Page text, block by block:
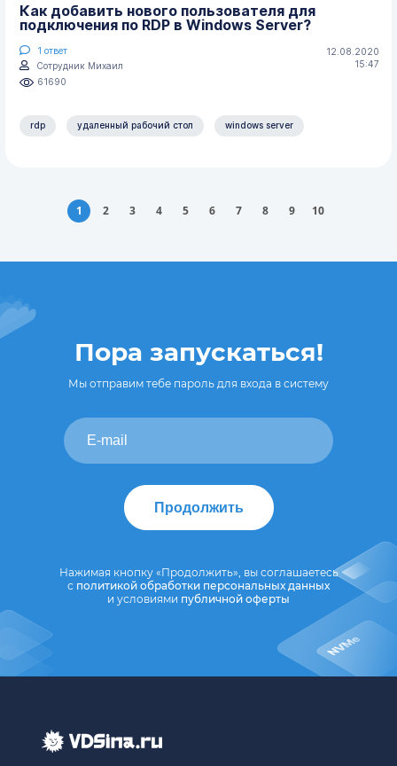
Как добавить нового пользователя для
подключения по RDP в Windows Server?
12.08.2020
15:47
1 ответ
Сотрудник Михаил
61690
rdp удаленный рабочий стол windows server
1 2 3 4 5 6 7 8 9 10
Пора запускаться!
Мы отправим тебе пароль для входа в систему
Продолжить
Нажимая кнопку «Продолжить», вы соглашаетесь
с политикой обработки персональных данных
и условиями публичной оферты